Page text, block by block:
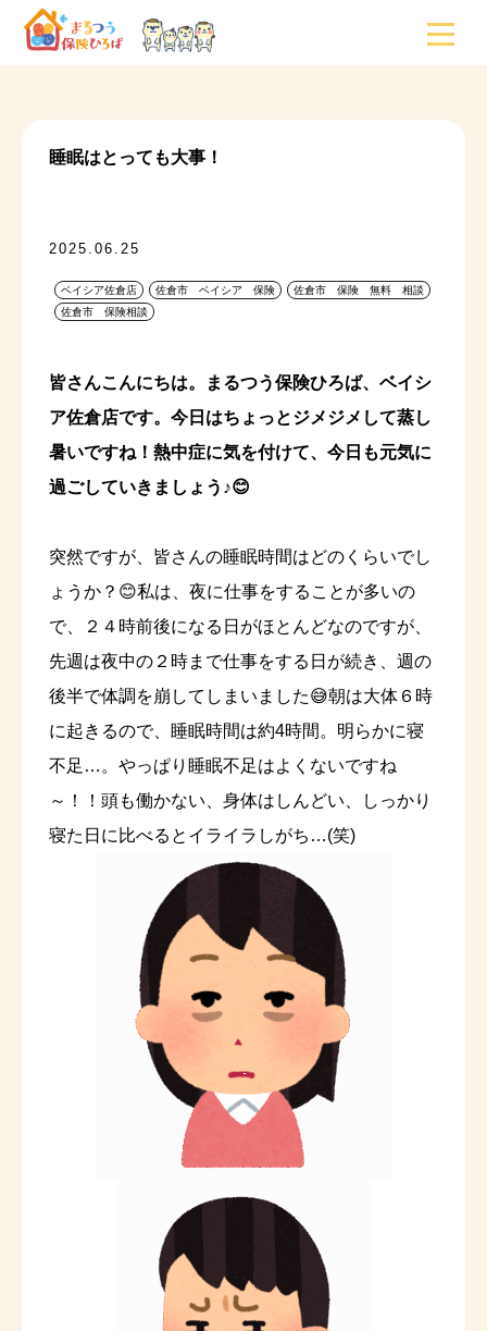
睡眠はとっても大事！
2025.06.25
ベイシア佐倉店 佐倉市 ベイシア 保険
佐倉市 保険 無料 相談
佐倉市 保険相談
皆さんこんにちは。まるつう保険ひろば、ベイシ
ア佐倉店です。今日はちょっとジメジメして蒸し
暑いですね！熱中症に気を付けて、今日も元気に
過ごしていきましょう♪😊
突然ですが、皆さんの睡眠時間はどのくらいでし
ょうか？😊私は、夜に仕事をすることが多いの
で、２４時前後になる日がほとんどなのですが、
先週は夜中の２時まで仕事をする日が続き、週の
後半で体調を崩してしまいました😅朝は大体６時
に起きるので、睡眠時間は約4時間。明らかに寝
不足…。やっぱり睡眠不足はよくないですね
～！！頭も働かない、身体はしんどい、しっかり
寝た日に比べるとイライラしがち…(笑)